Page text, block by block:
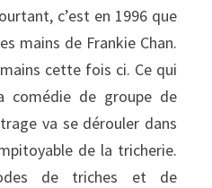
c’est en 1996 que
mains de Frankie Chan.
cette fois ci. Ce qui
comédie de groupe de
va se dérouler dans
de la tricherie.
de triches et de